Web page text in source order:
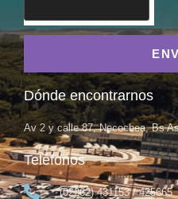
Dónde encontrarnos
Av 2 y calle 87, Necochea, Bs
Teléfonos
(02262) 431153 / 425665